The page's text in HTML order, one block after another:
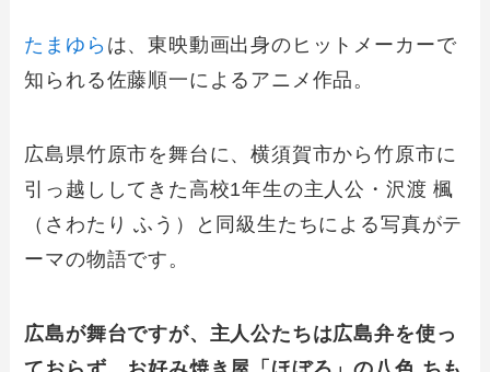
たまゆら は、東映動画出身のヒットメーカーで
知られる佐藤順一によるアニメ作品。
広島県竹原市を舞台に、横須賀市から竹原市に
引っ越ししてきた高校1年生の主人公・沢渡 楓
（さわたり ふう）と同級生たちによる写真がテ
ーマの物語です。
広島が舞台ですが、主人公たちは広島弁を使っ